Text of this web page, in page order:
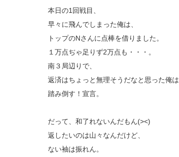
本日の1回戦目、
早々に飛んでしまった俺は、
トップのNさんに点棒を借りました。
１万点ぢゃ足りず2万点も・・・。
南３局辺りで、
返済はちょっと無理そうだなと思った俺は
踏み倒す！宣言。
だって、和了れないんだもん(><)
返したいのは山々なんだけど、
ない袖は振れん。